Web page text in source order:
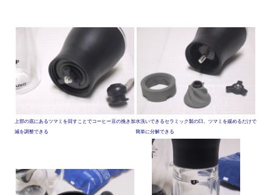
上部の底にあるツマミを回すことでコーヒー豆の挽き加
減を調整できる
水洗いできるセラミック製の臼。ツマミを緩めるだけで
簡単に分解できる